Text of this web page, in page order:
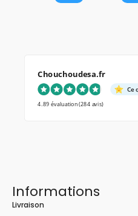
Chouchoudesa.fr
Ce
4.89 évaluation(284 avis)
Informations
Livraison